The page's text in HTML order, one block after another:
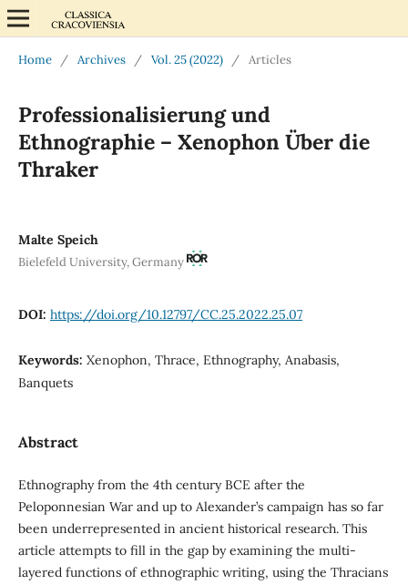
Home / Archives / Vol. 25 (2022) / Articles
Professionalisierung und
Ethnographie – Xenophon Über die
Thraker
Malte Speich
Bielefeld University, Germany
DOI: https://doi.org/10.12797/CC.25.2022.25.07
Keywords: Xenophon, Thrace, Ethnography, Anabasis,
Banquets
Abstract
Ethnography from the 4th century BCE after the
Peloponnesian War and up to Alexander’s campaign has so far
been underrepresented in ancient historical research. This
article attempts to fill in the gap by examining the multi-
layered functions of ethnographic writing, using the Thracians